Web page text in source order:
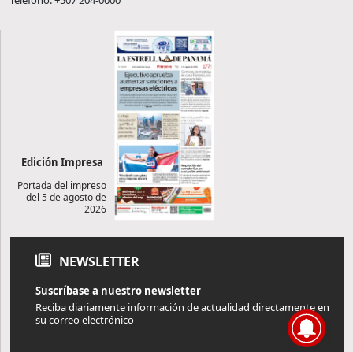
Edición Impresa
Portada del impreso
del 5 de agosto de
2026
NEWSLETTER
Suscríbase a nuestro newsletter
Reciba diariamente información de actualidad directamente en
su correo electrónico